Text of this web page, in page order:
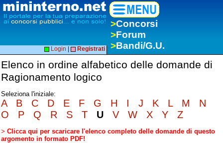
>Concorsi
>Forum
>Bandi/G.U.
Login Registrati
Elenco in ordine alfabetico delle domande di
Ragionamento logico
Seleziona l'iniziale:
A B C D E F G H I J K L M
N
O
P Q R S T U V W X Y Z
> Clicca qui per scaricare l'elenco completo delle domande di questo
argomento in formato PDF!